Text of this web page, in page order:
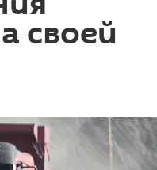
своей